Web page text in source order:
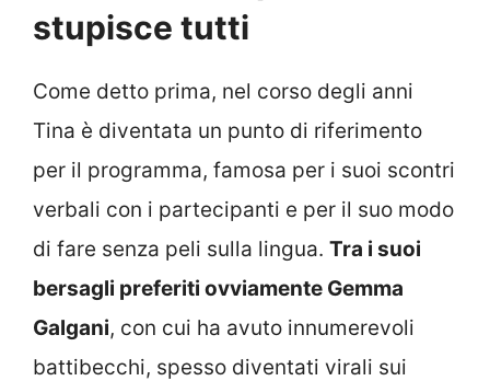
stupisce tutti
Come detto prima, nel corso degli anni
Tina è diventata un punto di riferimento
per il programma, famosa per i suoi scontri
verbali con i partecipanti e per il suo modo
di fare senza peli sulla lingua. Tra i suoi
bersagli preferiti ovviamente Gemma
Galgani, con cui ha avuto innumerevoli
battibecchi, spesso diventati virali sui